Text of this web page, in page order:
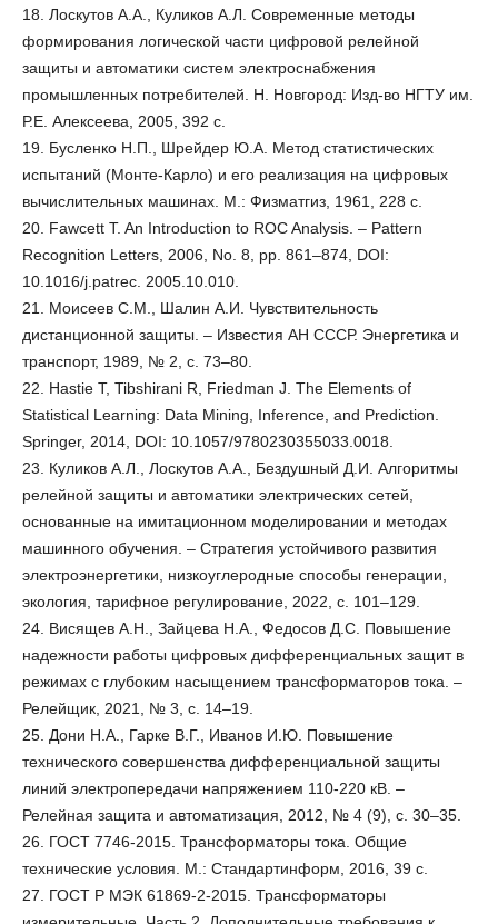
18. Лоскутов А.А., Куликов А.Л. Современные методы
формирования логической части цифровой релейной
защиты и автоматики систем электроснабжения
промышленных потребителей. Н. Новгород: Изд-во НГТУ им.
Р.Е. Алексеева, 2005, 392 с.
19. Бусленко Н.П., Шрейдер Ю.А. Метод статистических
испытаний (Монте-Карло) и его реализация на цифровых
вычислительных машинах. М.: Физматгиз, 1961, 228 с.
20. Fawcett T. An Introduction to ROC Analysis. – Pattern
Recognition Letters, 2006, No. 8, pp. 861–874, DOI:
10.1016/j.patrec. 2005.10.010.
21. Моисеев С.М., Шалин А.И. Чувствительность
дистанционной защиты. – Известия АН СССР. Энергетика и
транспорт, 1989, № 2, с. 73–80.
22. Hastie T, Tibshirani R, Friedman J. The Elements of
Statistical Learning: Data Mining, Inference, and Prediction.
Springer, 2014, DOI: 10.1057/9780230355033.0018.
23. Куликов А.Л., Лоскутов А.А., Бездушный Д.И. Алгоритмы
релейной защиты и автоматики электрических сетей,
основанные на имитационном моделировании и методах
машинного обучения. – Стратегия устойчивого развития
электроэнергетики, низкоуглеродные способы генерации,
экология, тарифное регулирование, 2022, с. 101–129.
24. Висящев А.Н., Зайцева Н.А., Федосов Д.С. Повышение
надежности работы цифровых дифференциальных защит в
режимах с глубоким насыщением трансформаторов тока. –
Релейщик, 2021, № 3, с. 14–19.
25. Дони Н.А., Гарке В.Г., Иванов И.Ю. Повышение
технического совершенства дифференциальной защиты
линий электропередачи напряжением 110-220 кВ. –
Релейная защита и автоматизация, 2012, № 4 (9), с. 30–35.
26. ГОСТ 7746-2015. Трансформаторы тока. Общие
технические условия. М.: Стандартинформ, 2016, 39 с.
27. ГОСТ Р МЭК 61869-2-2015. Трансформаторы